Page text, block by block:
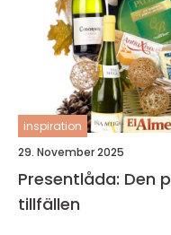
inspiration
29. November 2025
Presentlåda: Den
tillfällen